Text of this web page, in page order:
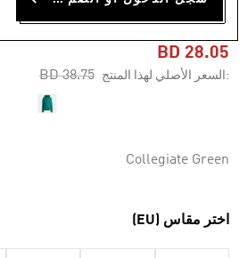
STRIPES
BD 28.05
:السعر الأصلي لهذا المنتج reduced from
BD 38.75
to
Collegiate Green
اختر مقاس (EU)